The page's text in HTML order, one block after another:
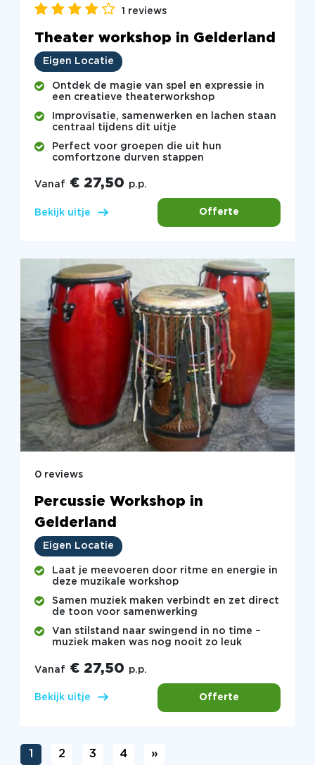
1 reviews
Theater workshop in Gelderland
Eigen Locatie
Ontdek de magie van spel en expressie in
een creatieve theaterworkshop
Improvisatie, samenwerken en lachen staan
centraal tijdens dit uitje
Perfect voor groepen die uit hun
comfortzone durven stappen
Vanaf € 27,50 p.p.
Bekijk uitje Offerte
0 reviews
Percussie Workshop in
Gelderland
Eigen Locatie
Laat je meevoeren door ritme en energie in
deze muzikale workshop
Samen muziek maken verbindt en zet direct
de toon voor samenwerking
Van stilstand naar swingend in no time –
muziek maken was nog nooit zo leuk
Vanaf € 27,50 p.p.
Bekijk uitje Offerte
1 2 3 4 »